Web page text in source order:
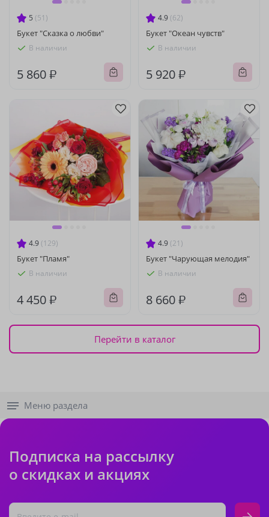
5 (51)
Букет "Сказка о любви"
В наличии
5 860 ₽
4.9 (62)
Букет "Океан чувств"
В наличии
5 920 ₽
4.9 (129)
Букет "Пламя"
В наличии
4 450 ₽
4.9 (21)
Букет "Чарующая мелодия"
В наличии
8 660 ₽
Перейти в каталог
Меню раздела
Подписка на рассылку
о скидках и акциях